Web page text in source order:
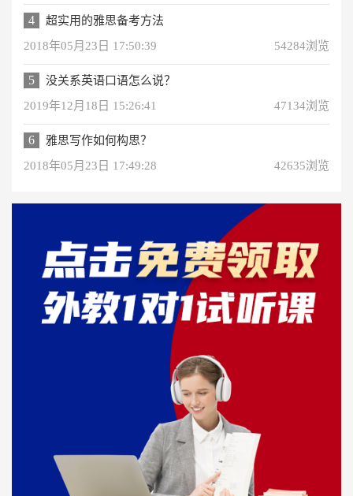
4
超实用的雅思备考方法
2018年05月23日 17:50:39
54284浏览
5
没关系英语口语怎么说？
2019年12月18日 15:26:41
47134浏览
6
雅思写作如何构思？
2018年05月23日 17:49:28
42635浏览